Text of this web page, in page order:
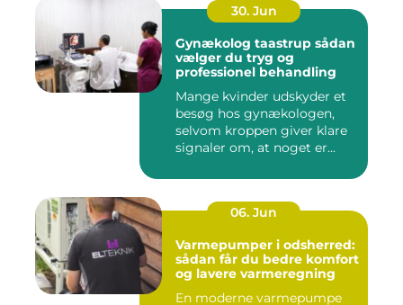
30. Jun
Gynækolog taastrup sådan
vælger du tryg og
professionel behandling
Mange kvinder udskyder et
besøg hos gynækologen,
selvom kroppen giver klare
signaler om, at noget er...
06. Jun
Varmepumper i odsherred:
sådan får du bedre komfort
og lavere varmeregning
En moderne varmepumpe